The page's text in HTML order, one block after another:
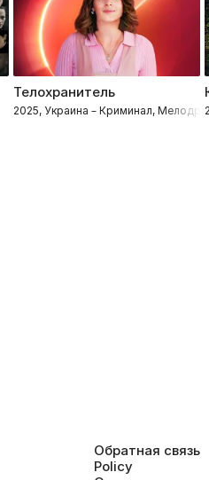
Телохранитель
2025, Украина – Криминал,
Обратная связь
Policy